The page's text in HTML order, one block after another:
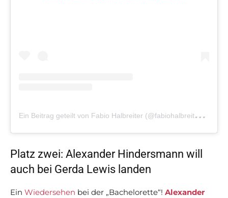
E
in Beitrag geteilt von Fabio Halbreiter (@fabiohalbreiter)am
Platz zwei: Alexander Hindersmann will
auch bei Gerda Lewis landen
Ein Wiedersehen bei der „Bachelorette“! Alexander